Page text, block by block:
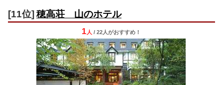
[11位] 穂高荘 山のホテル
1 人 / 22人がおすすめ！